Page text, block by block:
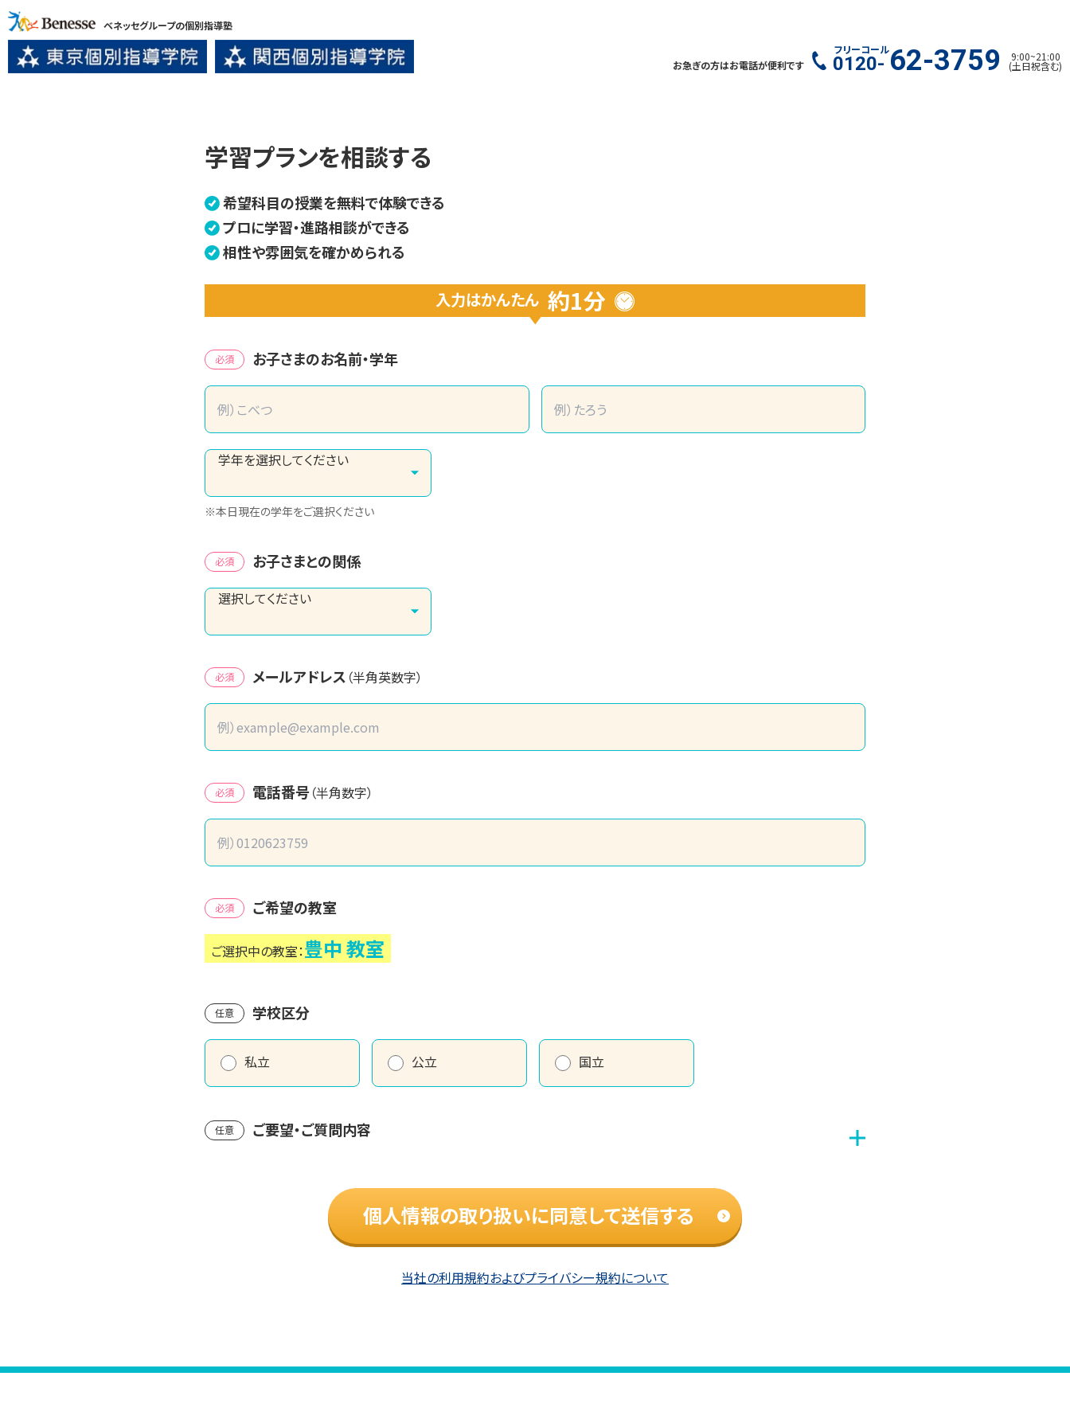
ベネッセグループの個別指導塾
お急ぎの方はお電話が便利です
フリーコール
0120- 62-3759 9:00~21:00
(土日祝含む)
学習プランを相談する
希望科目の授業を無料で体験できる
プロに学習・進路相談ができる
相性や雰囲気を確かめられる
入力はかんたん 約1分
必須 お子さまのお名前・学年
※本日現在の学年をご選択ください
必須 お子さまとの関係
必須 メールアドレス （半角英数字）
必須 電話番号 （半角数字）
必須 ご希望の教室
ご選択中の教室：豊中教室
任意 学校区分
私立 公立 国立
任意 ご要望・ご質問内容
個人情報の取り扱いに同意して送信する
当社の利用規約およびプライバシー規約について